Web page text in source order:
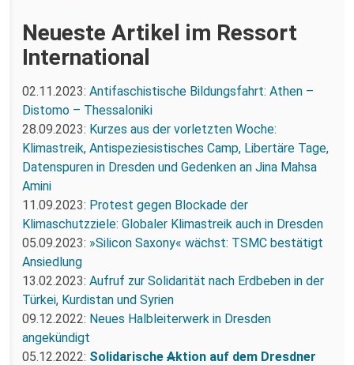
Neueste Artikel im Ressort
International
02.11.2023: Antifaschistische Bildungsfahrt: Athen –
Distomo – Thessaloniki
28.09.2023: Kurzes aus der vorletzten Woche:
Klimastreik, Antispeziesistisches Camp, Libertäre Tage,
Datenspuren in Dresden und Gedenken an Jina Mahsa
Amini
11.09.2023: Protest gegen Blockade der
Klimaschutzziele: Globaler Klimastreik auch in Dresden
05.09.2023: »Silicon Saxony« wächst: TSMC bestätigt
Ansiedlung
13.02.2023: Aufruf zur Solidarität nach Erdbeben in der
Türkei, Kurdistan und Syrien
09.12.2022: Neues Halbleiterwerk in Dresden
angekündigt
05.12.2022: Solidarische Aktion auf dem Dresdner